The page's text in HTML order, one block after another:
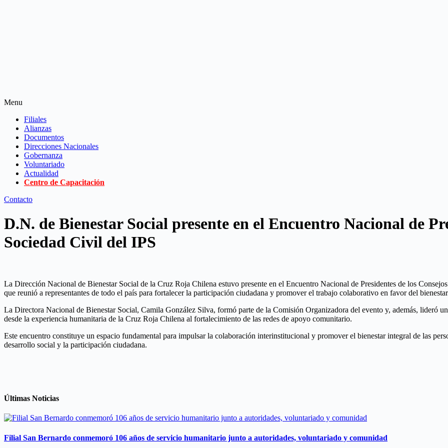
Menu
Filiales
Alianzas
Documentos
Direcciones Nacionales
Gobernanza
Voluntariado
Actualidad
Centro de Capacitación
Contacto
D.N. de Bienestar Social presente en el Encuentro Nacional de
Sociedad Civil del IPS
La Dirección Nacional de Bienestar Social de la Cruz Roja Chilena estuvo presente en el Encuentro Nacional de Presidentes de los
que reunió a representantes de todo el país para fortalecer la participación ciudadana y promover el trabajo colaborativo en favor del
La Directora Nacional de Bienestar Social, Camila González Silva, formó parte de la Comisión Organizadora del evento y, además, lideró
desde la experiencia humanitaria de la Cruz Roja Chilena al fortalecimiento de las redes de apoyo comunitario.
Este encuentro constituye un espacio fundamental para impulsar la colaboración interinstitucional y promover el bienestar integral de las
desarrollo social y la participación ciudadana.
Últimas Noticias
Filial San Bernardo conmemoró 106 años de servicio humanitario junto a autoridades, voluntariado y comunidad